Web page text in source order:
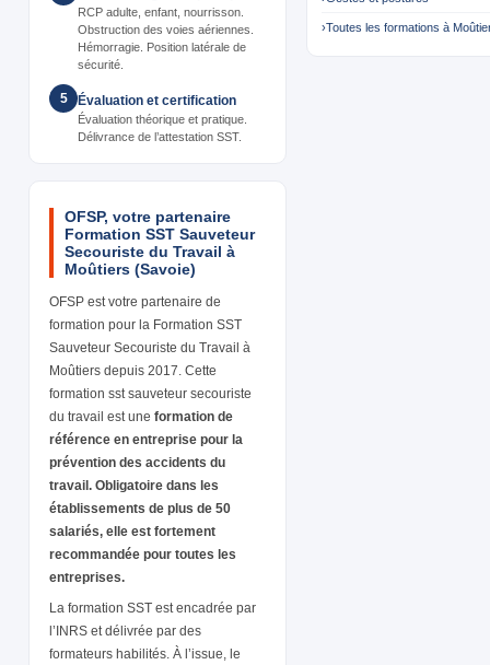
RCP adulte, enfant, nourrisson.
Obstruction des voies aériennes.
Hémorragie. Position latérale de
sécurité.
5 Évaluation et certification
Évaluation théorique et pratique.
Délivrance de l’attestation SST.
OFSP, votre partenaire
Formation SST Sauveteur
Secouriste du Travail à
Moûtiers (Savoie)
OFSP est votre partenaire de
formation pour la Formation SST
Sauveteur Secouriste du Travail à
Moûtiers depuis 2017. Cette
formation sst sauveteur secouriste
du travail est une formation de
référence en entreprise pour la
prévention des accidents du
travail. Obligatoire dans les
établissements de plus de 50
salariés, elle est fortement
recommandée pour toutes les
entreprises.
La formation SST est encadrée par
l’INRS et délivrée par des
formateurs habilités. À l’issue, le
›Toutes les formations à